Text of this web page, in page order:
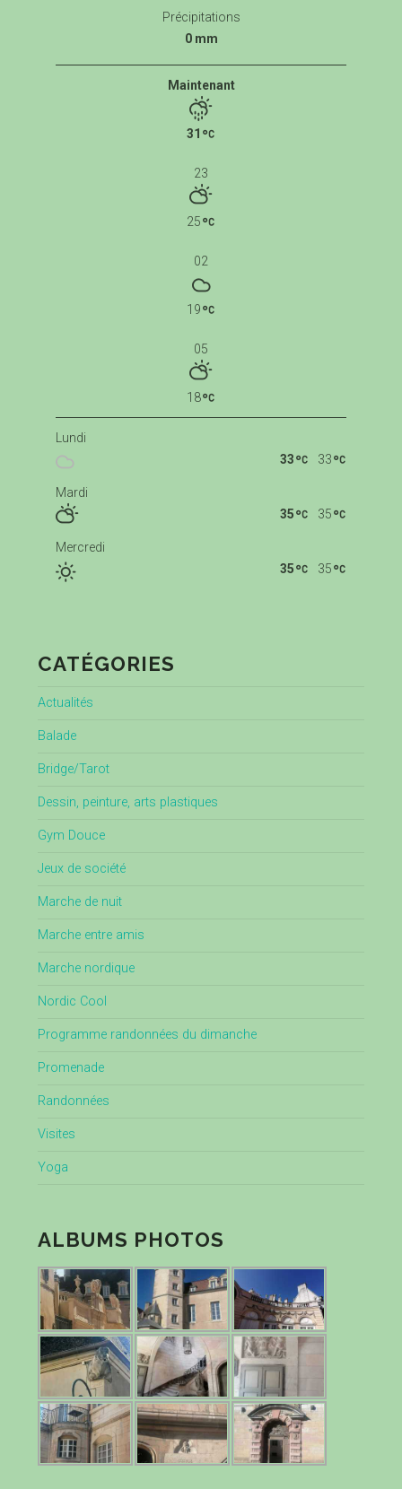
Précipitations
0 mm
Maintenant
31
23
25
02
19
05
18
Lundi
33
33
Mardi
35
35
Mercredi
35
35
CATÉGORIES
Actualités
Balade
Bridge/Tarot
Dessin, peinture, arts plastiques
Gym Douce
Jeux de société
Marche de nuit
Marche entre amis
Marche nordique
Nordic Cool
Programme randonnées du dimanche
Promenade
Randonnées
Visites
Yoga
ALBUMS PHOTOS